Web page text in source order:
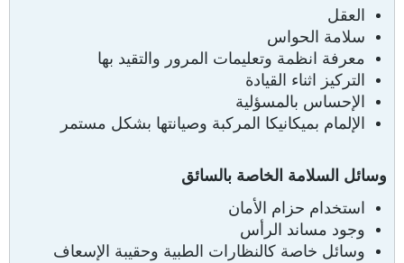
العقل
سلامة الحواس
معرفة انظمة وتعليمات المرور والتقيد بها
التركيز اثناء القيادة
الإحساس بالمسؤلية
الإلمام بميكانيكا المركبة وصيانتها بشكل مستمر
وسائل السلامة الخاصة بالسائق
استخدام حزام الأمان
وجود مساند الرأس
وسائل خاصة كالنظارات الطبية وحقيبة الإسعاف